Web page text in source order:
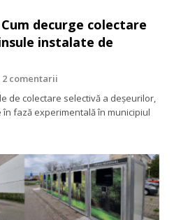
decurge colectare
instalate de
2 comentarii
de colectare selectivă a deșeurilor,
fază experimentală în municipiul